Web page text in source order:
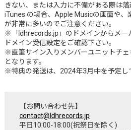
きない、または入力に不備がある際は落
iTunes の場合、Apple Musicの画面や、
が非常に多いのでご注意ください。
※「ldhrecords.jp」のドメインからメー
ドメイン受信設定をご確認下さい。
※直筆サイン入りメンバーユニットチ
となります。
※特典の発送は、2024年3月中を予定し
【お問い合わせ先】
contact@ldhrecords.jp
平日10:00-18:00(祝祭日を除く)